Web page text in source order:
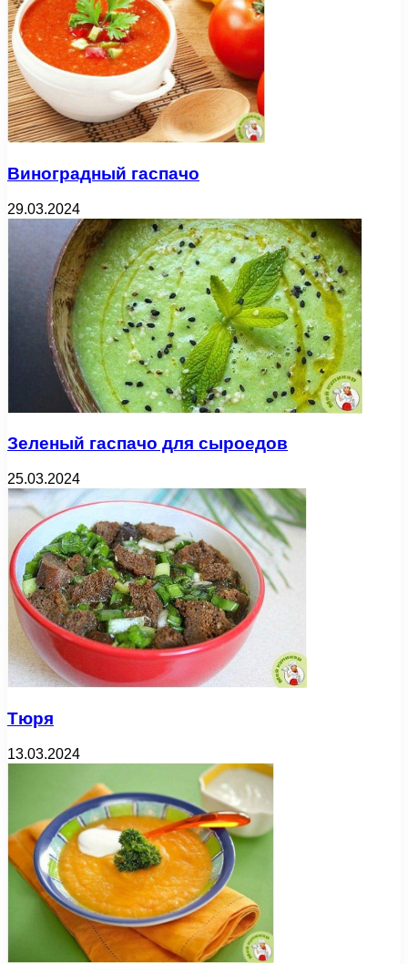
Виноградный гаспачо
29.03.2024
Зеленый гаспачо для сыроедов
25.03.2024
Тюря
13.03.2024